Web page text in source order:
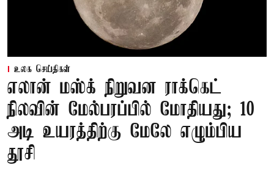
உலக செய்திகள்
எலான் மஸ்க் நிறுவன ராக்கெட்
நிலவின் மேல்பரப்பில் மோதியது; 10
அடி உயரத்திற்கு மேலே எழும்பிய
தூசி